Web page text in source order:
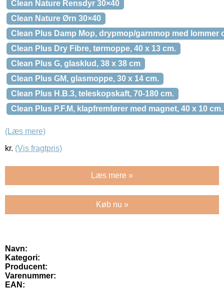
Clean Nature Rensdyr 30×40
Clean Nature Ørn 30×40
Clean Plus Damp Mop, drypmop/garnmop med lommer
Clean Plus Dry Fibre, tørmoppe, 40 x 13 cm.
Clean Plus G, glasklud, 38 x 38 cm
Clean Plus GM, glasmoppe, 30 x 14 cm.
Clean Plus H.B.3, teleskopskaft, 70-180 cm.
Clean Plus P.F.M, klapfremfører med magnet, 40 x 10 cm.
(Læs mere)
kr. (Vis fragtpris)
Læs mere »
Køb nu »
Navn:
Kategori:
Producent:
Varenummer:
EAN: